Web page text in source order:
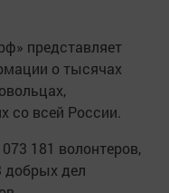
представляет
о тысячах
со всей России.
181 волонтеров,
добрых дел